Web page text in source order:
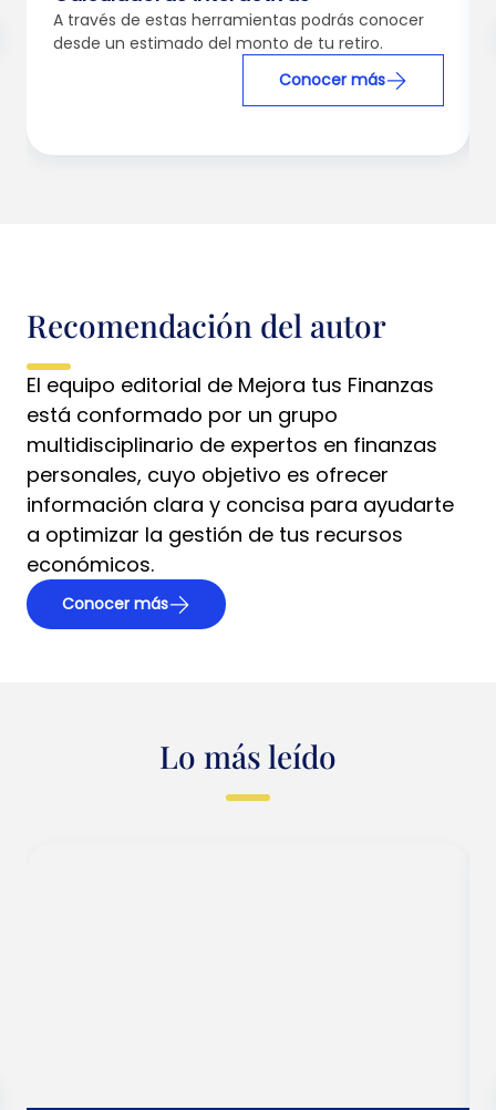
A través de estas herramientas podrás conocer
desde un estimado del monto de tu retiro.
Conocer más
Recomendación del autor
El equipo editorial de Mejora tus Finanzas
está conformado por un grupo
multidisciplinario de expertos en finanzas
personales, cuyo objetivo es ofrecer
información clara y concisa para ayudarte
a optimizar la gestión de tus recursos
económicos.
Conocer más
Lo más leído